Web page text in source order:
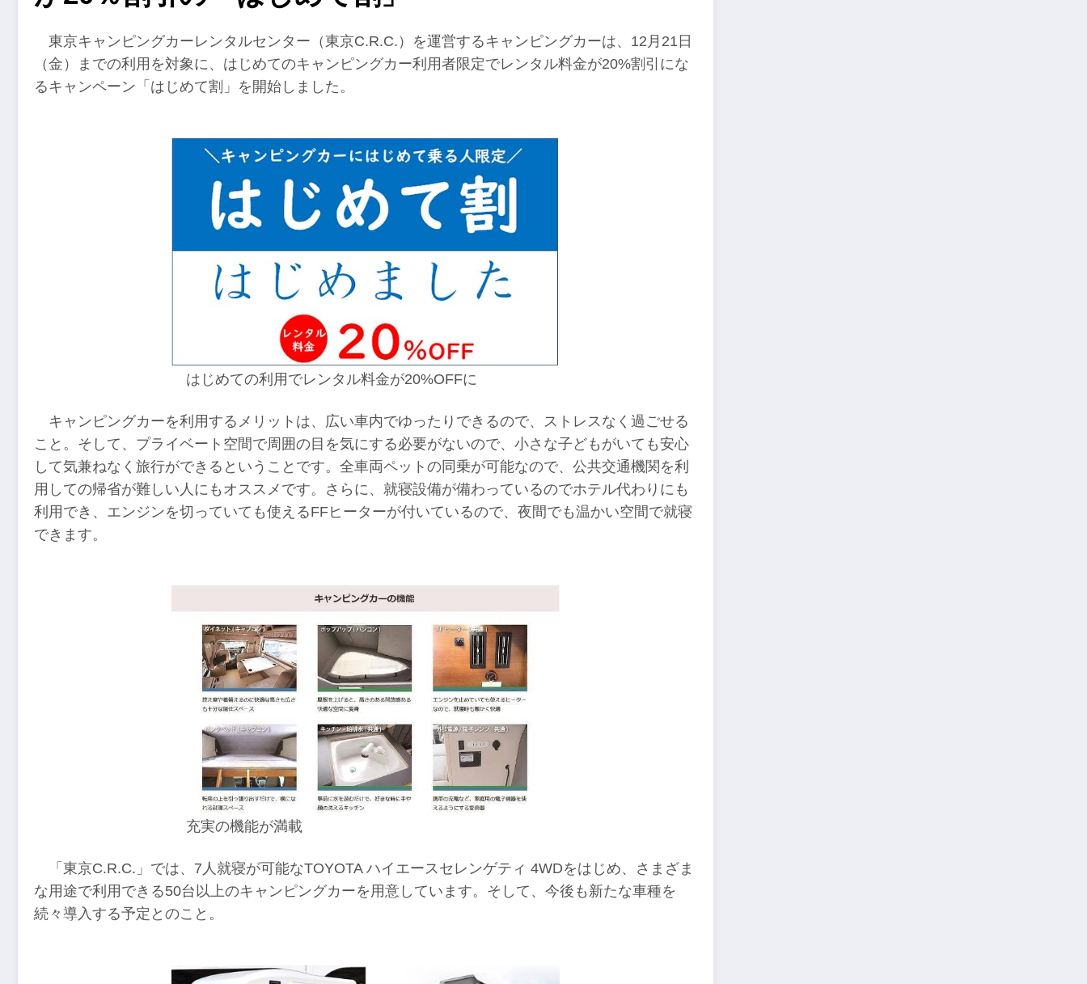
東京キャンピングカーレンタルセンター（東京C.R.C.）を運営するキャンピングカーは、12月21日
（金）までの利用を対象に、はじめてのキャンピングカー利用者限定でレンタル料金が20%割引にな
るキャンペーン「はじめて割」を開始しました。
はじめての利用でレンタル料金が20%OFFに
キャンピングカーを利用するメリットは、広い車内でゆったりできるので、ストレスなく過ごせる
こと。そして、プライベート空間で周囲の目を気にする必要がないので、小さな子どもがいても安心
して気兼ねなく旅行ができるということです。全車両ペットの同乗が可能なので、公共交通機関を利
用しての帰省が難しい人にもオススメです。さらに、就寝設備が備わっているのでホテル代わりにも
利用でき、エンジンを切っていても使えるFFヒーターが付いているので、夜間でも温かい空間で就寝
できます。
充実の機能が満載
「東京C.R.C.」では、7人就寝が可能なTOYOTA ハイエースセレンゲティ 4WDをはじめ、さまざま
な用途で利用できる50台以上のキャンピングカーを用意しています。そして、今後も新たな車種を
続々導入する予定とのこと。